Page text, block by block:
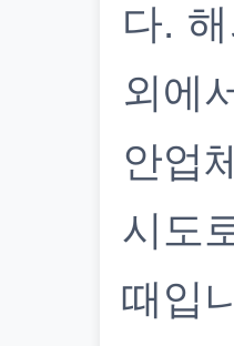
다.
외에
안업
시도
때입